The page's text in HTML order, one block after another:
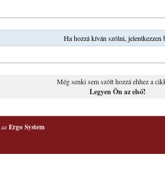
Ha hozzá kíván szólni, jelentkezzen
Még senki sem szólt hozzá ehhez a
Legyen Ön az első!
Ergo System